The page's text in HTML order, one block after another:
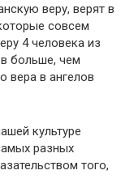
веру, верят в
совсем
4 человека из
больше, чем
вера в ангелов
культуре
разных
того,